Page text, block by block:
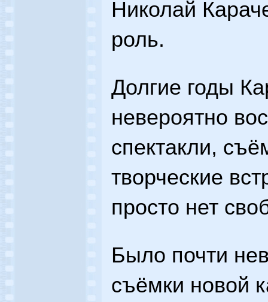
Николай
роль.
Долгие годы
невероятно
спектакли,
творческие
просто нет
Было почти
съёмки новой